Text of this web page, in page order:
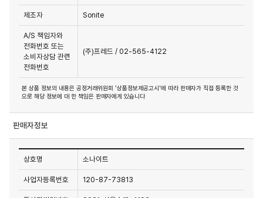
제조자 Sonite
A/S 책임자와
전화번호 또는
소비자상담 관련
전화번호
(주)프레드 / 02-565-4122
본 상품 정보의 내용은 공정거래위원회 '상품정보제공고시'에 따라 판매자가 직접 등록한 것
으로 해당 정보에 대 한 책임은 판매자에게 있습니다
판매자정보
상호명 소나이트
사업자등록번호 120-87-73813